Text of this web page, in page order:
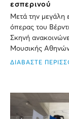
εσπερινού
Μετά την μεγάλη
όπερας του
Σκηνή
Μουσικής Αθηνών
ΔΙΑΒΑΣΤΕ